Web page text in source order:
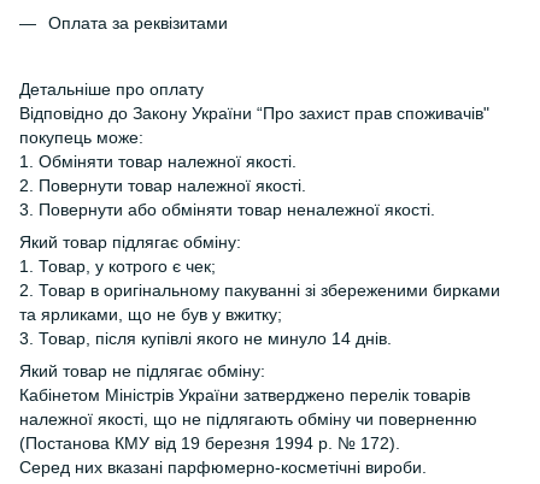
Оплата за реквізитами
Детальніше про оплату
Відповідно до Закону України “Про захист прав споживачів"
покупець може:
1. Обміняти товар належної якості.
2. Повернути товар належної якості.
3. Повернути або обміняти товар неналежної якості.
Який товар підлягає обміну:
1. Товар, у котрого є чек;
2. Товар в оригінальному пакуванні зі збереженими бирками
та ярликами, що не був у вжитку;
3. Товар, після купівлі якого не минуло 14 днів.
Який товар не підлягає обміну:
Кабінетом Міністрів України затверджено перелік товарів
належної якості, що не підлягають обміну чи поверненню
(Постанова КМУ від 19 березня 1994 р. № 172).
Серед них вказані парфюмерно-косметічні вироби.